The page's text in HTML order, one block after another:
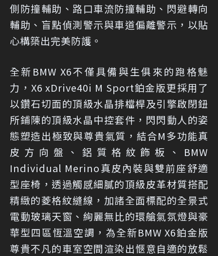
側防撞輔助、路口車流防撞輔助、閃避轉向
輔助、盲點偵測警示與車道偏離警示，以貼
心構築出完美防護。
全新BMW X6不僅具備與生俱來的跑格魅
力，X6 xDrive40i M Sport鉑金版更採用了
以鑽石切面的頂級水晶排檔桿及引擎啟閉鈕
所鋪陳的頂級水晶中控套件，閃閃動人的姿
態塑造出極致與尊貴氣質，結合M多功能真
皮方向盤、鋁質格紋飾板、BMW
Individual Merino真皮內裝與雙前座舒適
型座椅，透過觸感細膩的頂級皮革材質搭配
精緻的菱格紋縫線，加諸全面標配的全景式
電動玻璃天窗、絢麗無比的環艙氣氛燈與豪
華型四區恆溫空調，為全新BMW X6鉑金版
尊貴不凡的車室空間渲染出愜意自適的放鬆